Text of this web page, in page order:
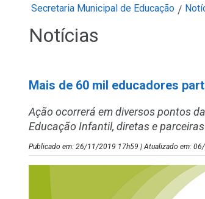
Secretaria Municipal de Educação /
Notícias
Mais de 60 mil educadores
Ação ocorrerá em diversos pontos
Educação Infantil, diretas e
Publicado em: 26/11/2019 17h59 | Atualizado em: